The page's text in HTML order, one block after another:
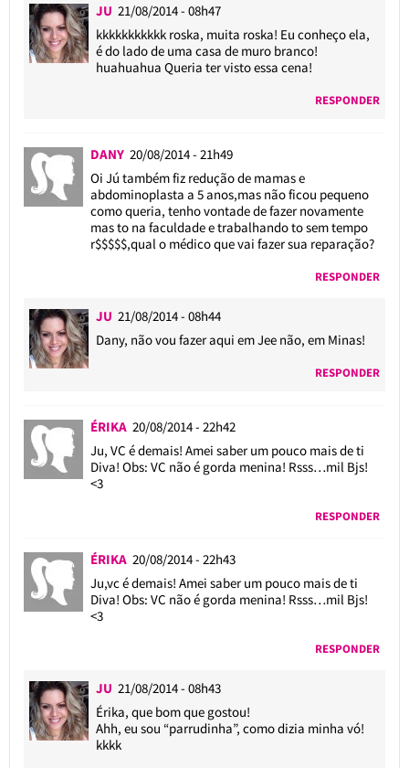
JU 21/08/2014 - 08h47
kkkkkkkkkkk roska, muita roska! Eu conheço ela,
é do lado de uma casa de muro branco!
huahuahua Queria ter visto essa cena!
RESPONDER
DANY 20/08/2014 - 21h49
Oi Jú também fiz redução de mamas e
abdominoplasta a 5 anos,mas não ficou pequeno
como queria, tenho vontade de fazer novamente
mas to na faculdade e trabalhando to sem tempo
r$$$$$,qual o médico que vai fazer sua reparação?
RESPONDER
JU 21/08/2014 - 08h44
Dany, não vou fazer aqui em Jee não, em Minas!
RESPONDER
ÉRIKA 20/08/2014 - 22h42
Ju, VC é demais! Amei saber um pouco mais de ti
Diva! Obs: VC não é gorda menina! Rsss…mil Bjs!
<3
RESPONDER
ÉRIKA 20/08/2014 - 22h43
Ju,vc é demais! Amei saber um pouco mais de ti
Diva! Obs: VC não é gorda menina! Rsss…mil Bjs!
<3
RESPONDER
JU 21/08/2014 - 08h43
Érika, que bom que gostou!
Ahh, eu sou “parrudinha”, como dizia minha vó!
kkkk